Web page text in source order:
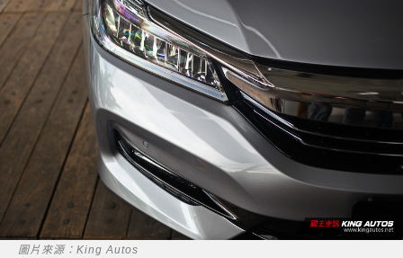
圖片來源：King Autos